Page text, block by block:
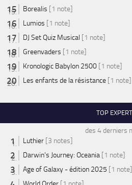
Borealis [1 note]
Lumios [1 note]
DJ Set Quiz Musical [1 note]
Greenvaders [1 note]
Kronologic Babylon 2500 [1 note]
Les enfants de la résistance [1 note]
TOP EXPERT
des 4 derniers
Luthier [3 notes]
Darwin's Journey: Oceania [1 note]
Age of Galaxy - édition 2025 [1 note]